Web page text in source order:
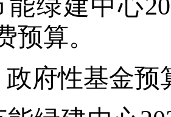
能绿建中心
预算。
政府性基金预